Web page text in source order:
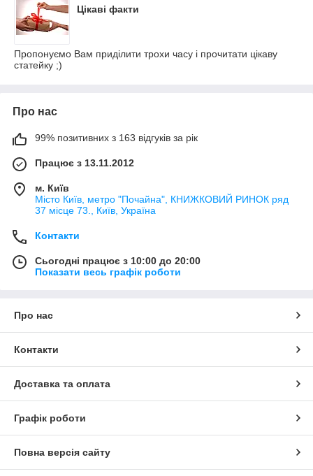
Цікаві факти
Пропонуємо Вам приділити трохи часу і прочитати цікаву
статейку ;)
Про нас
99% позитивних з 163 відгуків за рік
Працює з 13.11.2012
м. Київ
Місто Київ, метро "Почайна", КНИЖКОВИЙ РИНОК ряд
37 місце 73., Київ, Україна
Контакти
Сьогодні працює з 10:00 до 20:00
Показати весь графік роботи
Про нас
Контакти
Доставка та оплата
Графік роботи
Повна версія сайту